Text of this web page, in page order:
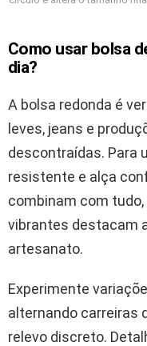
Como usar bolsa
dia?
A bolsa redonda é
leves, jeans e
descontraídas. Para
resistente e alça
combinam com
vibrantes destacam
artesanato.
Experimente
alternando carreiras
relevo discreto.